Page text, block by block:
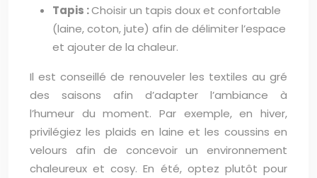
Tapis :Choisir un tapis doux et confortable
(laine, coton, jute) afin de délimiter l’espace
et ajouter de la chaleur.
Il est conseillé de renouveler les textiles au gré
des saisons afin d’adapter l’ambiance à
l’humeur du moment. Par exemple, en hiver,
privilégiez les plaids en laine et les coussins en
velours afin de concevoir un environnement
chaleureux et cosy. En été, optez plutôt pour